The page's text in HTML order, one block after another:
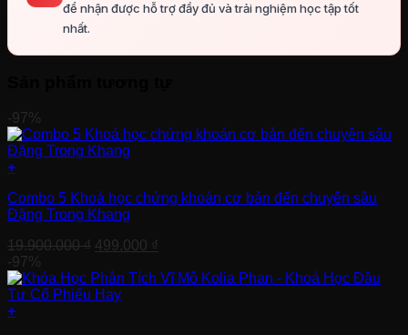
để nhận được hỗ trợ đầy đủ và trải nghiệm học tập tốt
nhất.
-97%
+
Combo 5 Khoá học chứng khoán cơ bản đến chuyên sâu
Đặng Trong Khang
19.900.000₫ Giá
là:
19.900.000 ₫.
499.000 ₫
tại
-97%
+